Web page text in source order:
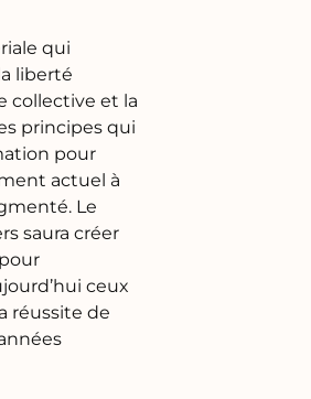
qui
liberté
collective et la
principes qui
pour
actuel à
Le
saura créer
ceux
réussite de